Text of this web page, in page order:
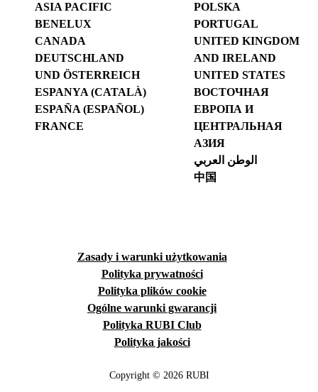
ASIA PACIFIC
BENELUX
CANADA
DEUTSCHLAND
UND ÖSTERREICH
ESPANYA (CATALÀ)
ESPAÑA (ESPAÑOL)
FRANCE
POLSKA
PORTUGAL
UNITED KINGDOM
AND IRELAND
UNITED STATES
ВОСТОЧНАЯ
ЕВРОПА И
ЦЕНТРАЛЬНАЯ
АЗИЯ
الوطن العربي
中国
Zasady i warunki użytkowania
Polityka prywatności
Polityka plików cookie
Ogólne warunki gwarancji
Polityka RUBI Club
Polityka jakości
Copyright © 2026 RUBI